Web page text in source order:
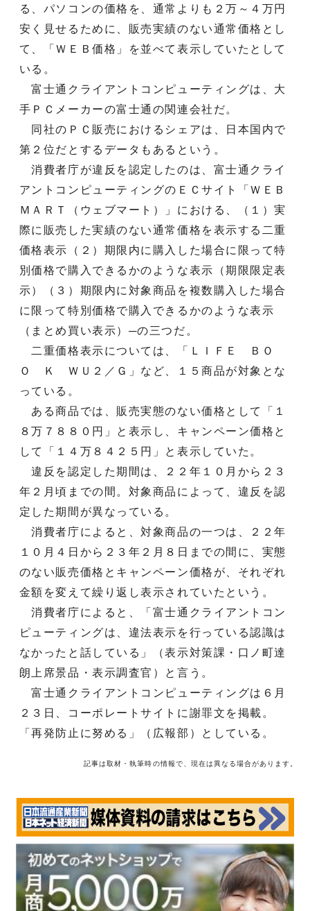
る、パソコンの価格を、通常よりも２万～４万円
安く見せるために、販売実績のない通常価格とし
て、「ＷＥＢ価格」を並べて表示していたとして
いる。
富士通クライアントコンピューティングは、大
手ＰＣメーカーの富士通の関連会社だ。
同社のＰＣ販売におけるシェアは、日本国内で
第２位だとするデータもあるという。
消費者庁が違反を認定したのは、富士通クライ
アントコンピューティングのＥＣサイト「ＷＥＢ
ＭＡＲＴ（ウェブマート）」における、（１）実
際に販売した実績のない通常価格を表示する二重
価格表示（２）期限内に購入した場合に限って特
別価格で購入できるかのような表示（期限限定表
示）（３）期限内に対象商品を複数購入した場合
に限って特別価格で購入できるかのような表示
（まとめ買い表示）─の三つだ。
二重価格表示については、「ＬＩＦＥ ＢＯ
Ｏ Ｋ ＷＵ２／Ｇ」など、１５商品が対象とな
っている。
ある商品では、販売実態のない価格として「１
８万７８８０円」と表示し、キャンペーン価格と
して「１４万８４２５円」と表示していた。
違反を認定した期間は、２２年１０月から２３
年２月頃までの間。対象商品によって、違反を認
定した期間が異なっている。
消費者庁によると、対象商品の一つは、２２年
１０月４日から２３年２月８日までの間に、実態
のない販売価格とキャンペーン価格が、それぞれ
金額を変えて繰り返し表示されていたという。
消費者庁によると、「富士通クライアントコン
ピューティングは、違法表示を行っている認識は
なかったと話している」（表示対策課・口ノ町達
朗上席景品・表示調査官）と言う。
富士通クライアントコンピューティングは６月
２３日、コーポレートサイトに謝罪文を掲載。
「再発防止に努める」（広報部）としている。
記事は取材・執筆時の情報で、現在は異なる場合があります。